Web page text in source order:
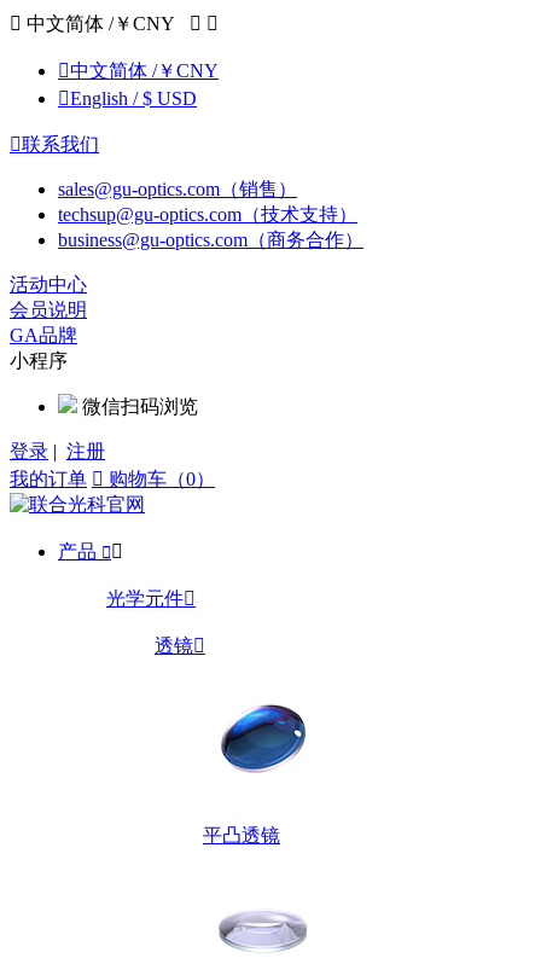
 中文简体 /￥CNY  
中文简体 /￥CNY
English / $ USD
联系我们
sales@gu-optics.com（销售）
techsup@gu-optics.com（技术支持）
business@gu-optics.com（商务合作）
活动中心
会员说明
GA品牌
小程序
微信扫码浏览
登录 | 注册
我的订单  购物车（0）
产品  
光学元件
透镜
平凸透镜